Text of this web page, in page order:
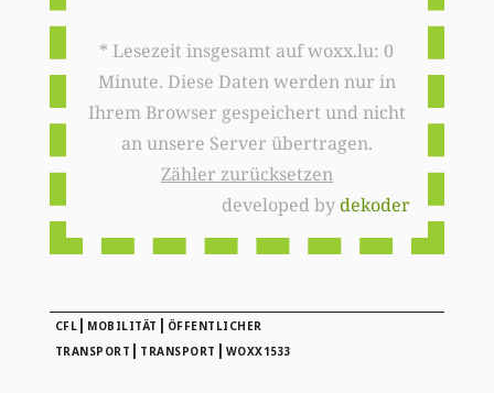
* Lesezeit insgesamt auf woxx.lu: 0
Minute. Diese Daten werden nur in
Ihrem Browser gespeichert und nicht
an unsere Server übertragen.
Zähler zurücksetzen
developed bydekoder
CFL | MOBILITÄT | ÖFFENTLICHER
TRANSPORT | TRANSPORT | WOXX1533